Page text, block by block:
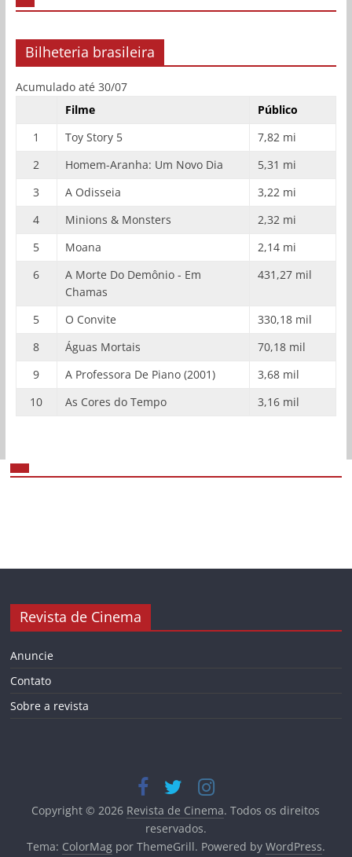
Bilheteria brasileira
Acumulado até 30/07
Filme
Público
1
Toy Story 5
7,82 mi
2
Homem-Aranha: Um Novo Dia
5,31 mi
3
A Odisseia
3,22 mi
4
Minions & Monsters
2,32 mi
5
Moana
2,14 mi
6
A Morte Do Demônio - Em
Chamas
431,27 mil
5 O Convite
330,18 mil
8
Águas Mortais
70,18 mil
9
A Professora De Piano (2001)
3,68 mil
10
As Cores do Tempo 3,16 mil
Revista de Cinema
Anuncie
Contato
Sobre a revista
Copyright © 2026 Revista de Cinema. Todos os direitos
reservados.
Tema: ColorMagpor ThemeGrill. Powered by WordPress.